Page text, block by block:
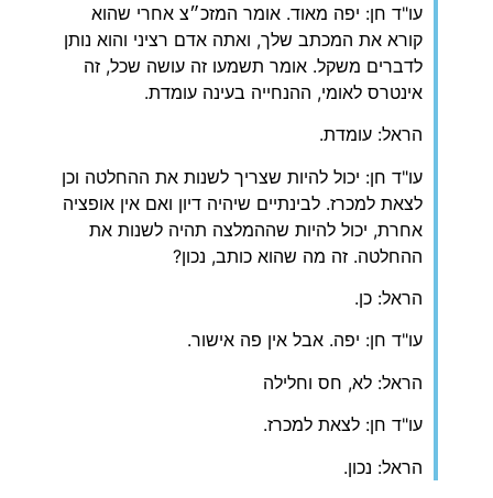
עו"ד חן: יפה מאוד. אומר המזכ״צ אחרי שהוא
קורא את המכתב שלך, ואתה אדם רציני והוא נותן
לדברים משקל. אומר תשמעו זה עושה שכל, זה
אינטרס לאומי, ההנחייה בעינה עומדת.
הראל: עומדת.
עו"ד חן: יכול להיות שצריך לשנות את ההחלטה וכן
לצאת למכרז. לבינתיים שיהיה דיון ואם אין אופציה
אחרת, יכול להיות שההמלצה תהיה לשנות את
ההחלטה. זה מה שהוא כותב, נכון?
הראל: כן.
עו"ד חן: יפה. אבל אין פה אישור.
הראל: לא, חס וחלילה
עו"ד חן: לצאת למכרז.
הראל: נכון.